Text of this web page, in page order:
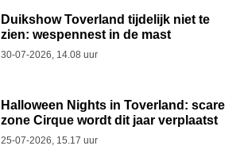
Duikshow Toverland tijdelijk niet te
zien: wespennest in de mast
30-07-2026, 14.08 uur
Halloween Nights in Toverland: scare
zone Cirque wordt dit jaar verplaatst
25-07-2026, 15.17 uur